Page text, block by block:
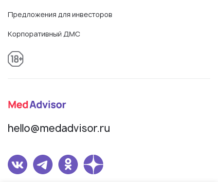
Предложения для инвесторов
Корпоративный ДМС
hello@medadvisor.ru